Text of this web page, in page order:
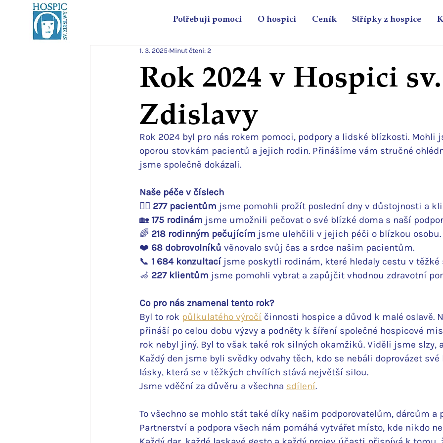
Potřebuji pomoci O hospici Ceník Střípky z hospice
Rok 2024 v Hospici sv.
Zdislavy
1. 3. 2025 Minut čtení: 2
Rok 2024 byl pro nás rokem pomoci, podpory a lidské blízkosti. Mohli
oporou stovkám pacientů a jejich rodin. Přinášíme vám stručné
jsme společně dokázali.
Naše péče v číslech
👨‍⚕️ 277 pacientům jsme pomohli prožít poslední dny v důstojnosti a
🏡 175 rodinám jsme umožnili pečovat o své blízké doma s naší
🌈 218 rodinným pečujícím jsme ulehčili v jejich péči o blízkou osobu.
❤️ 68 dobrovolníků věnovalo svůj čas a srdce našim pacientům.
📞 1 684 konzultací jsme poskytli rodinám, které hledaly cestu v těžké
🦽 227 klientům jsme pomohli vybrat a zapůjčit vhodnou zdravotní
Co pro nás znamenal tento rok?
Byl to rok půlkulatého výročí činnosti hospice a důvod k malé oslavě.
přináší po celou dobu výzvy a podněty k šíření společné hospicové
rok nebyl jiný. Byl to však také rok silných okamžiků. Viděli jsme slzy,
Každý den jsme byli svědky odvahy těch, kdo se nebáli doprovázet
lásky, která se v těžkých chvílích stává největší silou.
Jsme vděční za důvěru a všechna sdílení.
To všechno se mohlo stát také díky našim podporovatelům, dárcům
Partnerství a podpora všech nám pomáhá vytvářet místo, kde nikdo